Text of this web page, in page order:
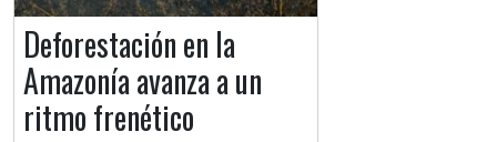
Deforestación en la
Amazonía avanza a un
ritmo frenético